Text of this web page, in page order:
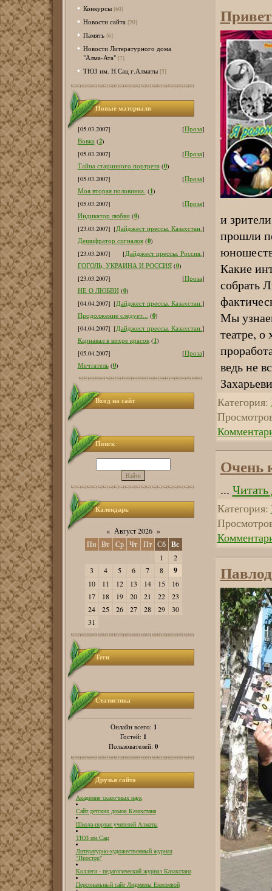
Конкурсы [60]
Новости сайта [20]
Память [6]
Новости Литературного дома
"Алма-Ата" [7]
ТЮЗ им. Н.Сац г.Алматы [5]
Новые материалв
[05.03.2007] [Проза]
Вовка (2)
[05.03.2007]
[Проза]
Тайна старинного портрета (0)
[05.03.2007]
[Проза]
Моя вторая половинка. (1)
[05.03.2007]
[Проза]
Индикатор любви (0)
[23.03.2007] [Дайджест прессы. Казахстан.]
Дешифратор сигналов (0)
[23.03.2007]
[Дайджест прессы. Россия.]
ГОГОЛЬ, УКРАИНА И РОССИЯ (0)
[23.03.2007]
[Проза]
НЕ О ЛЮБВИ (0)
[04.04.2007] [Дайджест прессы. Казахстан.]
Продолжение следует... (0)
[04.04.2007] [Дайджест прессы. Казахстан.]
Карнавал в вихре красок (1)
[05.04.2007]
[Проза]
Мечтатель (0)
Вход на сайт
Поиск
Календарь
« Август 2026 »
Пн Вт Ср Чт Пт Сб Вс
1
2
3
4 5 6 7 8 9
10 11 12 13 14 15
16
17
18 19 20 21 22
23
24
25 26 27 28 29
30
31
Теги
Статистика
Онлайн всего: 1
Гостей: 1
Пользователей: 0
Друзья сайта
Академия сказочных наук
Сайт детских домов Казахстана
Школа-портал учителей Алматы
ТЮЗ им.Сац
Литературно-художественный журнал
"Простор"
Коллеги - педагогический журнал Казахстана
Персональный сайт Людмилы Енисеевой
и
прошли
Какие
собрать
Мы
театре,
ведь не
Категория:
Очень
...
Категория: